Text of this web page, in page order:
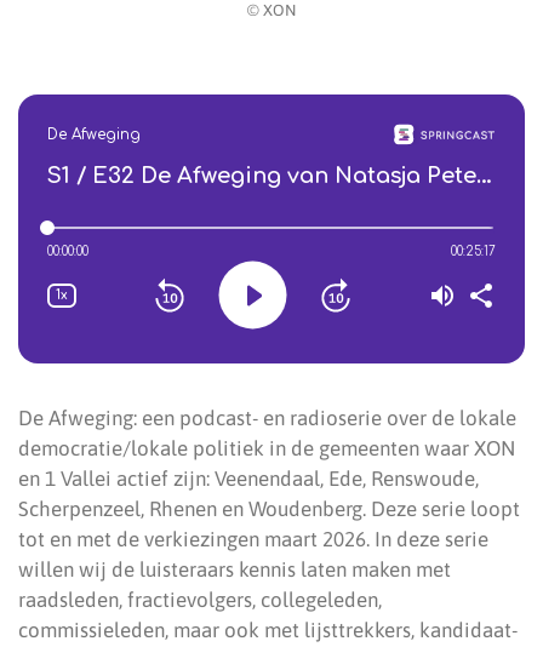
© XON
De Afweging: een podcast- en radioserie over de lokale
democratie/lokale politiek in de gemeenten waar XON
en 1 Vallei actief zijn: Veenendaal, Ede, Renswoude,
Scherpenzeel, Rhenen en Woudenberg. Deze serie loopt
tot en met de verkiezingen maart 2026. In deze serie
willen wij de luisteraars kennis laten maken met
raadsleden, fractievolgers, collegeleden,
commissieleden, maar ook met lijsttrekkers, kandidaat-